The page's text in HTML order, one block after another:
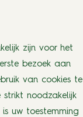
zijn voor het
bezoek aan
van cookies te
strikt noodzakelijk
uw toestemming